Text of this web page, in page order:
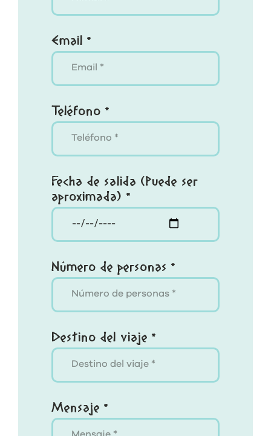
Email *
Teléfono *
Fecha de salida (Puede ser
aproximada) *
Número de personas *
Destino del viaje *
Mensaje *